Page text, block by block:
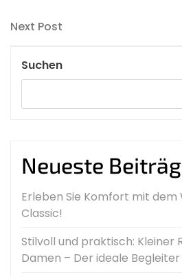
Next
Next Post
Suchen
Neueste
Erleben Sie Komfort mit dem
Classic!
Stilvoll und praktisch: Kleiner
Damen – Der ideale